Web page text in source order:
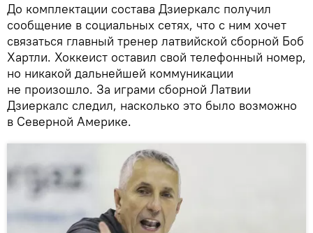
До комплектации состава Дзиеркалс получил
сообщение в социальных сетях, что с ним хочет
связаться главный тренер латвийской сборной Боб
Хартли. Хоккеист оставил свой телефонный номер,
но никакой дальнейшей коммуникации
не произошло. За играми сборной Латвии
Дзиеркалс следил, насколько это было возможно
в Северной Америке.